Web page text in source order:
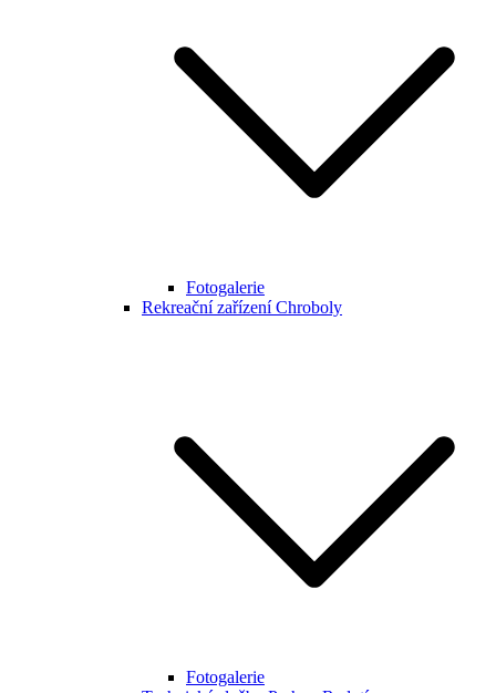
Fotogalerie
Rekreační zařízení Chroboly
Fotogalerie